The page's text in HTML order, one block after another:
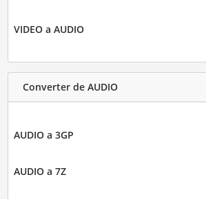
VIDEO a AUDIO
Converter de AUDIO
AUDIO a 3GP
AUDIO a 7Z